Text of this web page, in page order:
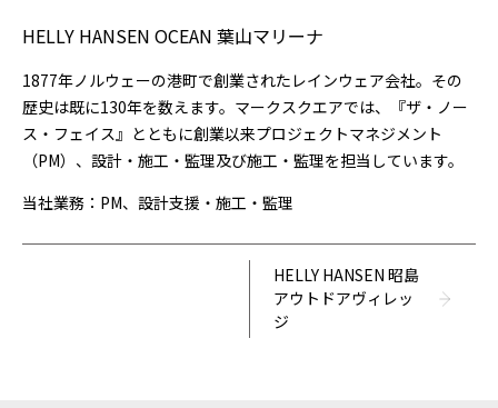
HELLY HANSEN OCEAN 葉山マリーナ
1877年ノルウェーの港町で創業されたレインウェア会社。その
歴史は既に130年を数えます。マークスクエアでは、『ザ・ノー
ス・フェイス』とともに創業以来プロジェクトマネジメント
（PM）、設計・施工・監理及び施工・監理を担当しています。
当社業務：PM、設計支援・施工・監理
HELLY HANSEN 昭島
アウトドアヴィレッ
ジ